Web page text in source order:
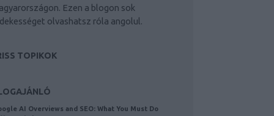
Ezen a blogon sok
olvashatsz róla angolul.
TOPIKOK
AI Overviews and SEO: What You Must Do